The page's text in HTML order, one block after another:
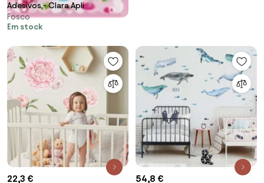
Adesivos - Clara Apli
Fosco
Em stock
22,3 € 54,8 €